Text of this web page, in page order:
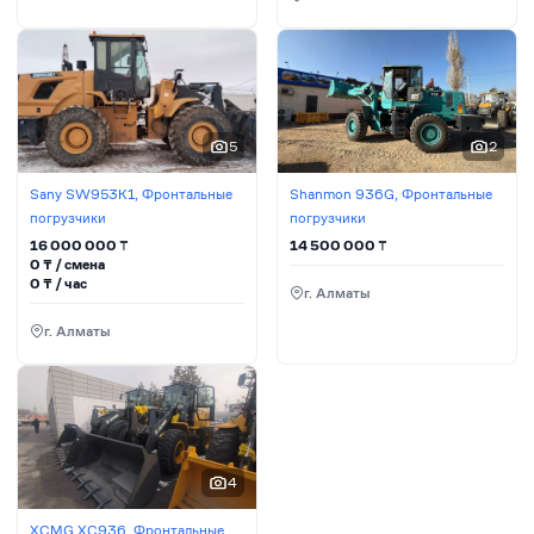
5
Sany SW953K1, Фронтальные
погрузчики
16 000 000 ₸
0 ₸ / сменa
0 ₸ / час
г. Алматы
2
Shanmon 936G, Фронтальные
погрузчики
14 500 000₸
г. Алматы
4
XCMG XC936, Фронтальные